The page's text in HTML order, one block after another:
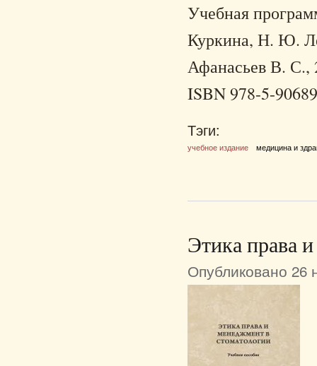
Учебная
Куркина, Н. Ю.
Афанасьев В.
ISBN 978-5-
Тэги:
учебное издание медицина и
Этика права
Опубликовано 26